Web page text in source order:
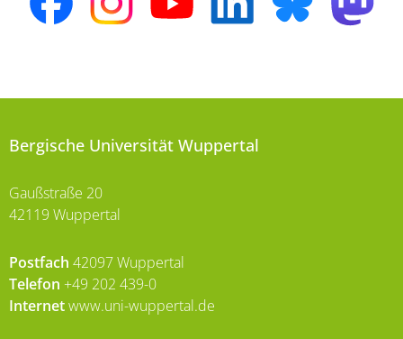
Bergische Universität Wuppertal
Gaußstraße 20
42119 Wuppertal
Postfach 42097 Wuppertal
Telefon +49 202 439-0
Internetwww.uni-wuppertal.de